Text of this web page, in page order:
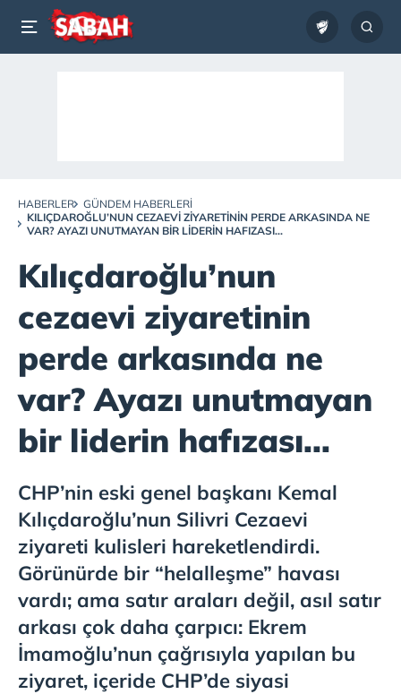
HABERLER
GÜNDEM HABERLERI
KILIÇDAROĞLU’NUN CEZAEVI ZIYARETININ PERDE ARKASINDA NE
VAR? AYAZI UNUTMAYAN BIR LIDERIN HAFIZASI...
Kılıçdaroğlu’nun
cezaevi ziyaretinin
perde arkasında ne
var? Ayazı unutmayan
bir liderin hafızası...
CHP’nin eski genel başkanı Kemal
Kılıçdaroğlu’nun Silivri Cezaevi
ziyareti kulisleri hareketlendirdi.
Görünürde bir “helalleşme” havası
vardı; ama satır araları değil, asıl satır
arkası çok daha çarpıcı: Ekrem
İmamoğlu’nun çağrısıyla yapılan bu
ziyaret, içeride CHP’de siyasi